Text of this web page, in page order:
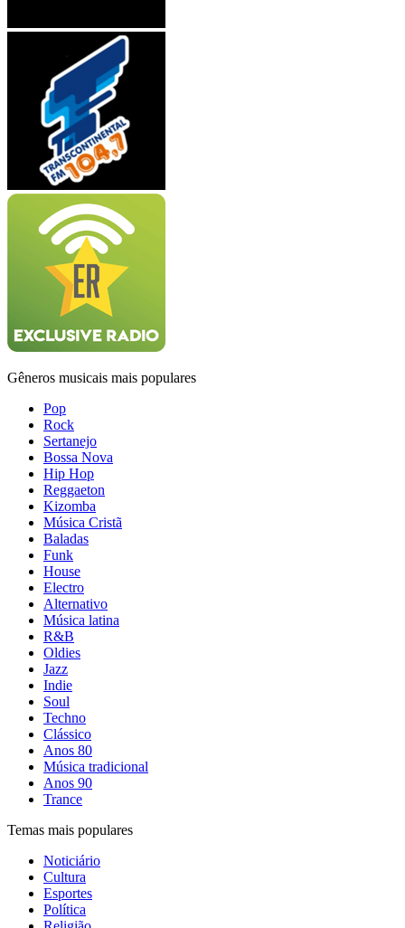
Gêneros musicais mais populares
Pop
Rock
Sertanejo
Bossa Nova
Hip Hop
Reggaeton
Kizomba
Música Cristã
Baladas
Funk
House
Electro
Alternativo
Música latina
R&B
Oldies
Jazz
Indie
Soul
Techno
Clássico
Anos 80
Música tradicional
Anos 90
Trance
Temas mais populares
Noticiário
Cultura
Esportes
Política